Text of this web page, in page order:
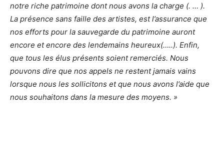
notre riche patrimoine dont nous avons la charge (. … ).
La présence sans faille des artistes, est l’assurance que
nos efforts pour la sauvegarde du patrimoine auront
encore et encore des lendemains heureux(…..). Enfin,
que tous les élus présents soient remerciés. Nous
pouvons dire que nos appels ne restent jamais vains
lorsque nous les sollicitons et que nous avons l’aide que
nous souhaitons dans la mesure des moyens. »